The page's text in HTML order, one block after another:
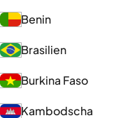
Benin
Brasilien
Burkina Faso
Kambodscha